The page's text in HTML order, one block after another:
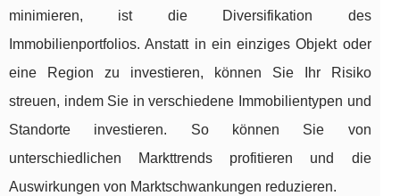
minimieren, ist die Diversifikation des
Immobilienportfolios. Anstatt in ein einziges Objekt oder
eine Region zu investieren, können Sie Ihr Risiko
streuen, indem Sie in verschiedene Immobilientypen und
Standorte investieren. So können Sie von
unterschiedlichen Markttrends profitieren und die
Auswirkungen von Marktschwankungen reduzieren.